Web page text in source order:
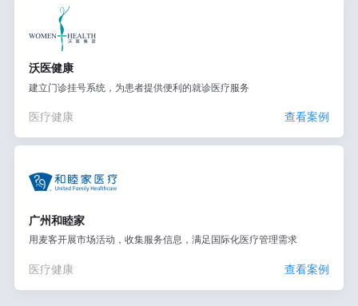
沃医健康
建立门诊挂号系统，为患者提供便利的就诊医疗服务
医疗健康 查看案例
广州和睦家
用麦客开展市场活动，收集服务信息，满足国际化医疗管理需求
医疗健康 查看案例